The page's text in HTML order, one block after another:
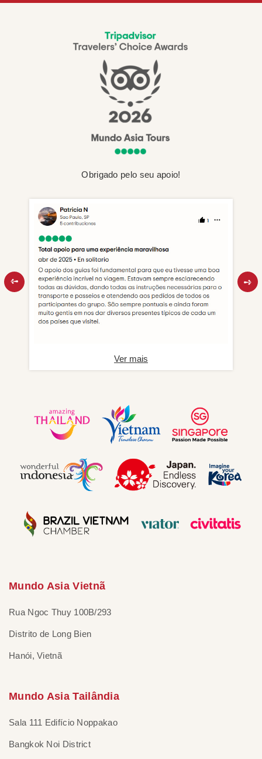
Obrigado pelo seu apoio!
Ver mais
Mundo Asia Vietnã
Rua Ngoc Thuy 100B/293
Distrito de Long Bien
Hanói, Vietnã
Mundo Asia Tailândia
Sala 111 Edifício Noppakao
Bangkok Noi District